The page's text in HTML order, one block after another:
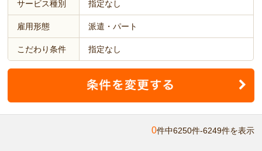
サービス種別 指定なし
雇用形態 派遣・パート
こだわり条件 指定なし
0件中6250件-6249件を表示